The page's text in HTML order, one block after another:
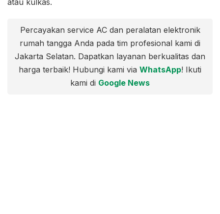
Percayakan service AC dan peralatan elektronik
rumah tangga Anda pada tim profesional kami di
Jakarta Selatan. Dapatkan layanan berkualitas dan
harga terbaik! Hubungi kami via WhatsApp! Ikuti
kami di Google News